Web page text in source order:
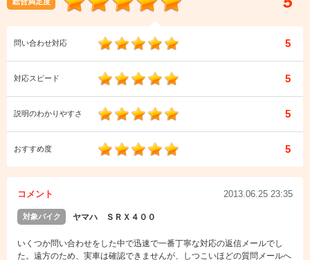
問い合わせ対応 5
対応スピード 5
説明のわかりやすさ 5
おすすめ度 5
コメント 2013.06.25 23:35
対象バイク ヤマハ ＳＲＸ４００
いくつか問い合わせをした中で迅速で一番丁寧な対応の返信メールでし
た。遠方のため、実車は確認できませんが、しつこいほどの質問メールへ